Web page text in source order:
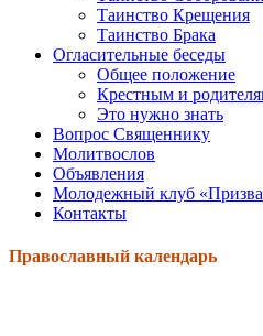
Таинство Крещения
Таинство Брака
Огласительные беседы
Общее положение
Крестным и
Это нужно знать
Вопрос Священнику
Молитвослов
Объявления
Молодежный клуб
Контакты
Православный календарь